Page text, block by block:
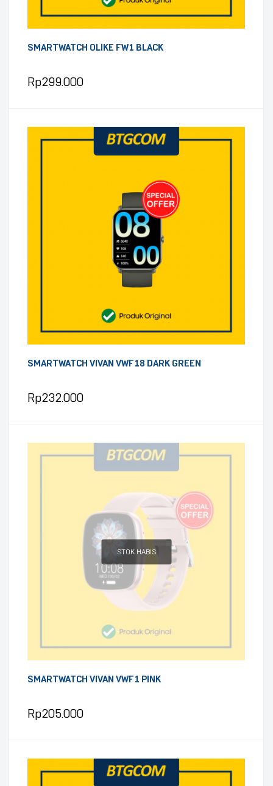
SMARTWATCH OLIKE FW1 BLACK
Rp299.000
SMARTWATCH VIVAN VWF18 DARK GREEN
Rp232.000
STOK HABIS
SMARTWATCH VIVAN VWF1 PINK
Rp205.000